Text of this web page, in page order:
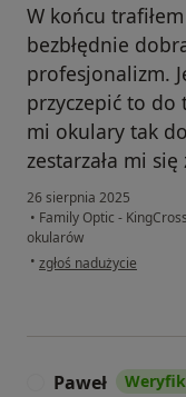
W końcu
bezbłędnie
profesjonalizm.
przyczepić to do
mi okulary tak
zestarzała mi
26 sierpnia 2025
• Family Optic -
okularów
• w opinii użytkownika
zgłoś nadużycie
Paweł